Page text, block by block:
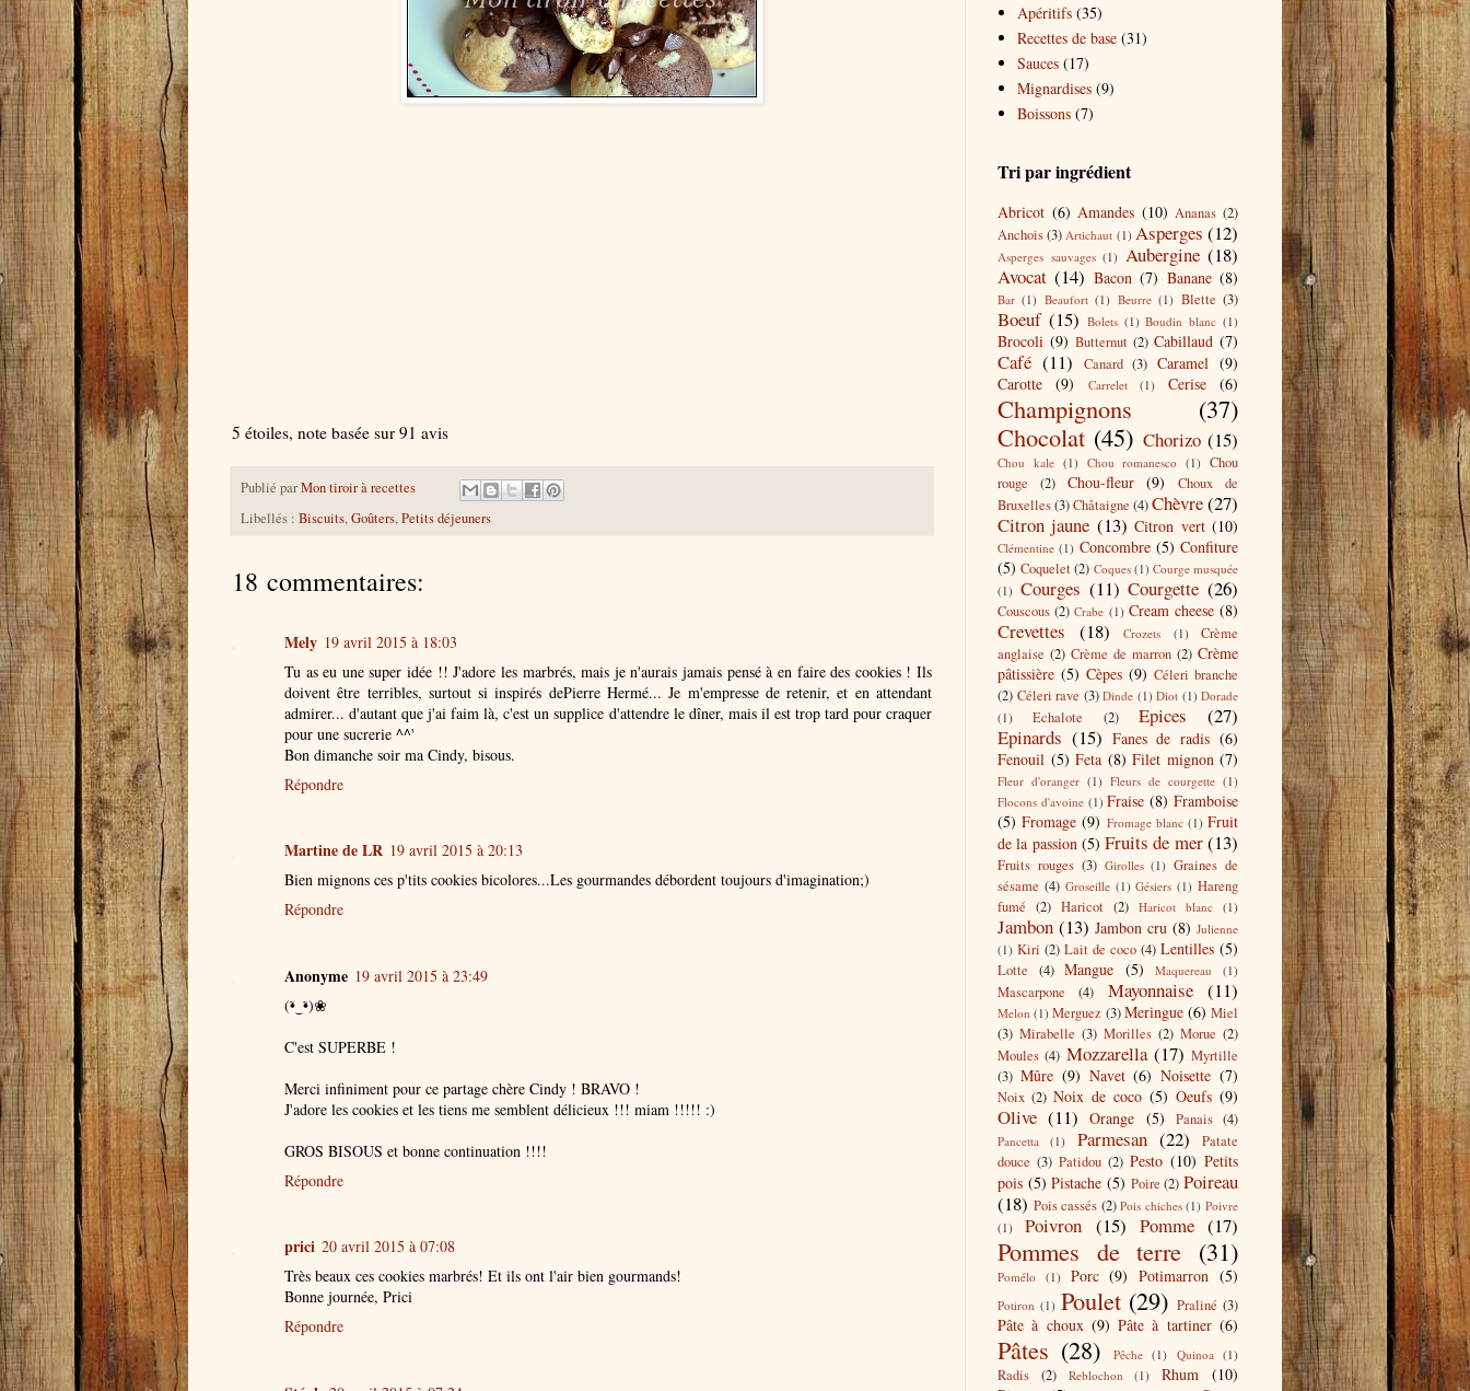
5 étoiles, note basée sur 91 avis
Publié parMon tiroir à recettes
Libellés : Biscuits,Goûters,Petits déjeuners
18 commentaires:
Mely 19 avril 2015 à 18:03
Tu as eu une super idée !! J'adore les marbrés, mais je n'aurais jamais pensé à en faire des cookies ! Ils
doivent être terribles, surtout si inspirés dePierre Hermé... Je m'empresse de retenir, et en attendant
admirer... d'autant que j'ai faim là, c'est un supplice d'attendre le dîner, mais il est trop tard pour craquer
pour une sucrerie ^^'
Bon dimanche soir ma Cindy, bisous.
Répondre
Martine de LR 19 avril 2015 à 20:13
Bien mignons ces p'tits cookies bicolores...Les gourmandes débordent toujours d'imagination;)
Répondre
Anonyme 19 avril 2015 à 23:49
(•̃‿•̃)❀
C'est SUPERBE !
Merci infiniment pour ce partage chère Cindy ! BRAVO !
J'adore les cookies et les tiens me semblent délicieux !!! miam !!!!! :)
GROS BISOUS et bonne continuation !!!!
Répondre
prici 20 avril 2015 à 07:08
Très beaux ces cookies marbrés! Et ils ont l'air bien gourmands!
Bonne journée, Prici
Répondre
Apéritifs (35)
Recettes de base (31)
Sauces (17)
Mignardises (9)
Boissons (7)
Tri par ingrédient
Abricot (6) Amandes (10) Ananas (2)
Anchois(3) Artichaut (1) Asperges (12)
Asperges sauvages (1) Aubergine (18)
Avocat (14) Bacon (7) Banane (8)
Bar (1) Beaufort (1) Beurre (1) Blette (3)
Boeuf (15) Bolets (1) Boudin blanc (1)
Brocoli (9) Butternut (2) Cabillaud (7)
Café (11) Canard (3) Caramel (9)
Carotte
(9) Carrelet (1) Cerise (6)
Champignons
(37)
Chocolat (45) Chorizo (15)
Chou kale (1) Chou romanesco (1)
Chou
rouge
(2) Chou-fleur (9)
Choux de
Bruxelles(3)Châtaigne (4)Chèvre(27)
Citron jaune (13) Citron vert (10)
Clémentine (1) Concombre (5) Confiture
(5) Coquelet(2) Coques (1) Courge musquée
(1) Courges (11) Courgette (26)
Couscous (2) Crabe (1) Cream cheese (8)
Crevettes (18) Crozets (1)
Crème
anglaise (2) Crème de marron (2) Crème
pâtissière (5) Cèpes (9) Céleri branche
(2) Céleri rave (3) Dinde (1) Diot (1) Dorade
(1)
Echalote (2) Epices
(27)
Epinards (15) Fanes de radis (6)
Fenouil (5) Feta (8) Filet mignon (7)
Fleur d'oranger (1) Fleurs de courgette (1)
Flocons d'avoine (1) Fraise (8) Framboise
(5) Fromage (9) Fromage blanc (1) Fruit
de la passion (5) Fruits de mer(13)
Fruits rouges (3) Girolles (1) Graines de
sésame (4) Groseille (1) Gésiers (1) Hareng
fumé (2) Haricot (2) Haricot blanc (1)
Jambon (13) Jambon cru (8) Julienne
(1) Kiri (2) Lait de coco (4) Lentilles (5)
Lotte (4) Mangue (5) Maquereau (1)
Mascarpone (4) Mayonnaise (11)
Melon (1) Merguez (3) Meringue (6) Miel
(3) Mirabelle (3) Morilles (2) Morue (2)
Moules (4) Mozzarella (17) Myrtille
(3) Mûre (9) Navet (6) Noisette (7)
Noix (2) Noix de coco (5) Oeufs (9)
Olive (11) Orange (5) Panais (4)
Pancetta (1) Parmesan (22)
Patate
douce (3) Patidou (2) Pesto (10) Petits
pois (5) Pistache (5) Poire (2) Poireau
(18) Pois cassés (2) Pois chiches (1) Poivre
(1)
Poivron (15) Pomme (17)
Pommes de terre (31)
Pomélo (1) Porc (9) Potimarron (5)
Potiron (1) Poulet (29) Praliné (3)
Pâte à choux (9) Pâte à tartiner (6)
Pâtes (28) Pêche (1) Quinoa (1)
Radis (2) Reblochon (1) Rhum
(10)